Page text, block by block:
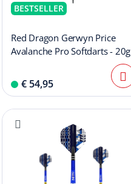
BESTSELLER
Red Dragon Gerwyn Price
Avalanche Pro Softdarts - 20g
€ 54,95